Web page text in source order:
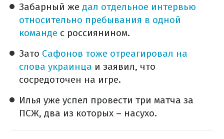
Забарный же дал отдельное интервью
относительно пребывания в одной
команде с россиянином.
Зато Сафонов тоже отреагировал на
слова украинца и заявил, что
сосредоточен на игре.
Илья уже успел провести три матча за
ПСЖ, два из которых – насухо.